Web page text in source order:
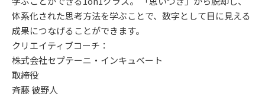
体系化された思考方法を学ぶことで、数字として目に見える
成果につなげることができます。
クリエイティブコーチ：
株式会社セプテーニ・インキュベート
取締役
斉藤 彼野人